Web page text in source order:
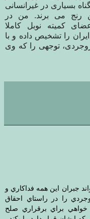
بسیاری در غیرانسانی
رنج می برند. من در
کمیته نوبل کاملا
را تشخیص داده و با
توجهی را که وی
جبران اين همه فداكاري و
را در راستاي احقاق
براي برقراري صلح